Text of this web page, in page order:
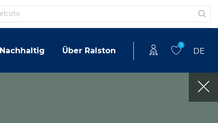
Nachhaltig Über Ralston
0
DE